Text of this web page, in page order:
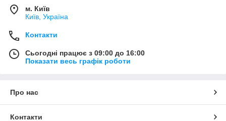
м. Київ
Київ, Україна
Контакти
Сьогодні працює з 09:00 до 16:00
Показати весь графік роботи
Про нас
Контакти